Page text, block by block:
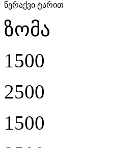
წერაქვი ტარით
ზომა
1500
2500
1500